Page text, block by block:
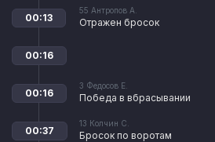
55 Антропов А.
Отражен бросок
00:13
00:16
3 Федосов Е.
Победа в вбрасывании
00:16
13 Колчин С.
Бросок по воротам
00:37